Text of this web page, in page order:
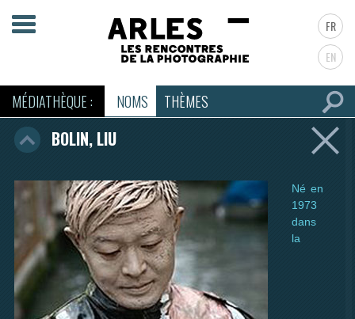
FR
EN
MÉDIATHÈQUE : NOMS THÈMES
BOLIN, LIU
Né en
1973
dans
la